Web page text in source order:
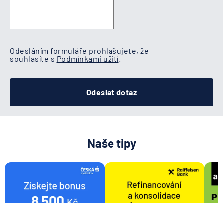
Odesláním formuláře prohlašujete, že
souhlasíte s Podmínkami užití
Odeslat dotaz
Naše tipy